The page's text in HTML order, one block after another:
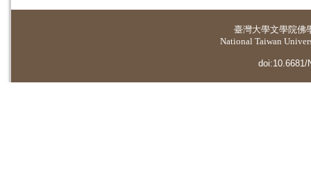
臺灣大學文學院佛
National Taiwan
doi:10.6681/